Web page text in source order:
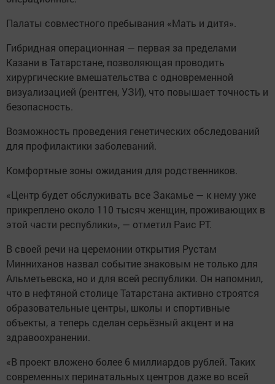
Палаты совместного пребывания «Мать и дитя».
Гибридная операционная — первая за пределами
Казани в Татарстане, позволяющая проводить
хирургические вмешательства с одновременной
визуализацией (рентген, УЗИ), что повышает точность и
безопасность.
Возможность проведения генетических обследований
для профилактики заболеваний.
Комфортные зоны ожидания для родственников.
«Центр будет обслуживать все Закамье — к нему уже
прикреплено около 110 тысяч женщин, проживающих в
этой части республики», — отметил Раис РТ.
В своей речи на церемонии открытия Рустам
Минниханов назвал событие знаковым не только для
Альметьевска, но и для всей республики. Он напомнил,
что в нефтяной столице Татарстана активно строятся
образовательные центры, школы и спортивные
объекты, а теперь сделан серьёзный акцент и на
здравоохранении.
«В проект вложено более 6 миллиардов рублей. Таких
современных перинатальных центров даже во всей